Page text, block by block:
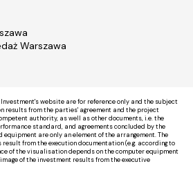
Warszawa
website are for reference only and the subject
results from the parties' agreement and the project
authority, as well as other documents, i.e. the
standard, and agreements concluded by the
equipment are only an element of the arrangement. The
from the execution documentation (e.g. according to
of the visualisation depends on the computer equipment
of the investment results from the executive